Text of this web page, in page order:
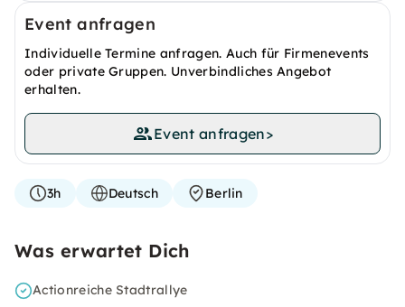
Event anfragen
Individuelle Termine anfragen. Auch für Firmenevents
oder private Gruppen. Unverbindliches Angebot
erhalten.
Event anfragen>
3h Deutsch Berlin
Was erwartet Dich
Actionreiche Stadtrallye